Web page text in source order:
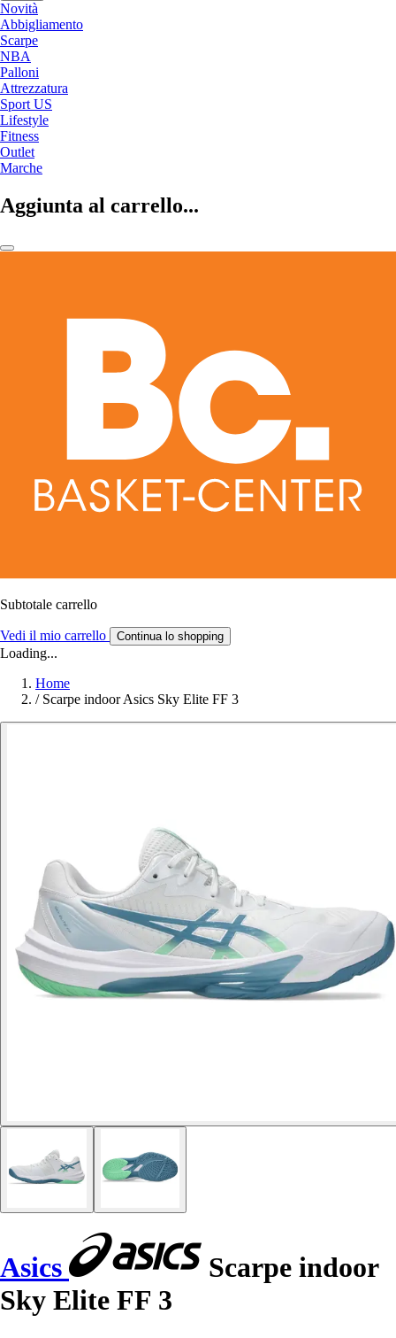
Novità
Abbigliamento
Scarpe
NBA
Palloni
Attrezzatura
Sport US
Lifestyle
Fitness
Outlet
Marche
Aggiunta al carrello...
Subtotale carrello
Vedi il mio carrello Continua lo shopping
Loading...
Home
/ Scarpe indoor Asics Sky Elite FF 3
Asics
Scarpe indoor
Sky Elite FF 3